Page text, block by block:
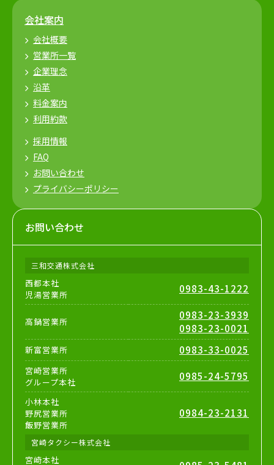
会社案内
会社概要
営業所一覧
企業理念
沿革
料金案内
利用約款
採用情報
FAQ
お問い合わせ
プライバシーポリシー
お問い合わせ
三和交通株式会社
西都本社
児湯営業所
0983-43-1222
高鍋営業所
0983-23-3939
0983-23-0021
新富営業所 0983-33-0025
宮崎営業所
グループ本社
0985-24-5795
小林本社
野尻営業所
飯野営業所
0984-23-2131
宮崎タクシー株式会社
宮崎本社